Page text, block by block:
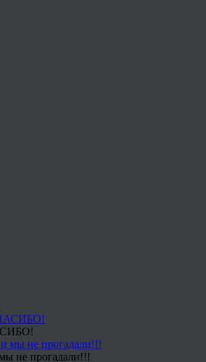
не прогадали!!!